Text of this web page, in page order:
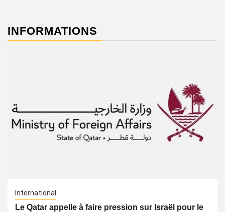
INFORMATIONS
International
Le Qatar appelle à faire pression sur Israël pour le